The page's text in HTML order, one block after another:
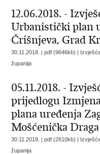
12.06.2018. -
Urbanistički plan
Črišnjeva, Grad
30.11.2018. | pdf (9646kb) |
županija
05.11.2018. -
prijedlogu
plana uređenja
Mošćenička Draga
30.11.2018. | pdf (2610kb) |
županija